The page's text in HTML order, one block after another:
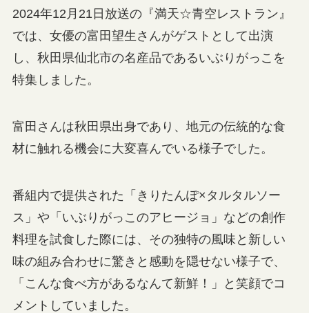
2024年12月21日放送の『満天☆青空レストラン』
では、女優の富田望生さんがゲストとして出演
し、秋田県仙北市の名産品であるいぶりがっこを
特集しました。
富田さんは秋田県出身であり、地元の伝統的な食
材に触れる機会に大変喜んでいる様子でした。
番組内で提供された「きりたんぽ×タルタルソー
ス」や「いぶりがっこのアヒージョ」などの創作
料理を試食した際には、その独特の風味と新しい
味の組み合わせに驚きと感動を隠せない様子で、
「こんな食べ方があるなんて新鮮！」と笑顔でコ
メントしていました。